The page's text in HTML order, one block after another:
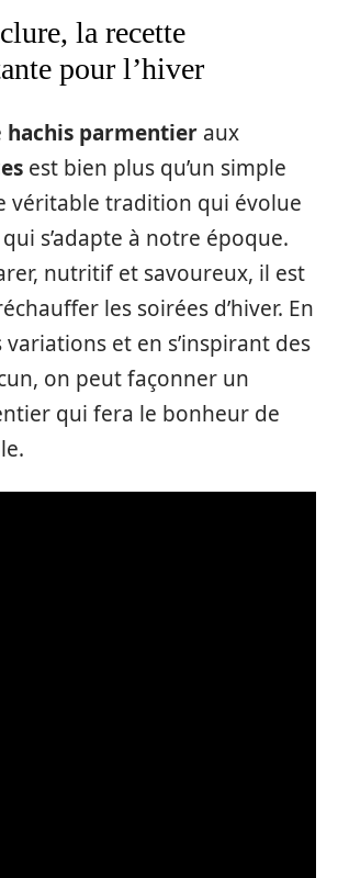
la recette
pour l’hiver
hachis parmentier aux
est bien plus qu’un simple
véritable tradition qui évolue
s’adapte à notre époque.
nutritif et savoureux, il est
les soirées d’hiver. En
et en s’inspirant des
on peut façonner un
qui fera le bonheur de